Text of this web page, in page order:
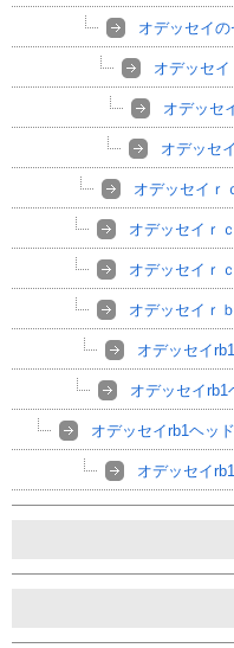
オデッセイ
オデッセ
オデッセ
オデッセ
オデッセイｒ
オデッセイｒ
オデッセイｒ
オデッセイｒ
オデッセイ
オデッセイ
オデッセイrb1ヘッ
オデッセイ